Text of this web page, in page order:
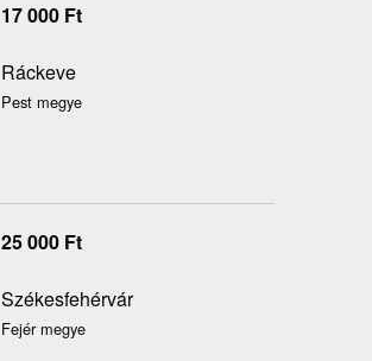
17 000 Ft
Ráckeve
Pest megye
25 000 Ft
Székesfehérvár
Fejér megye